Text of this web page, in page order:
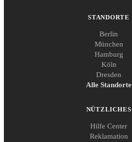
STANDORTE
Berlin
München
Hamburg
Köln
Dresden
Alle Standorte
NÜTZLICHES
Hilfe Center
Reklamation